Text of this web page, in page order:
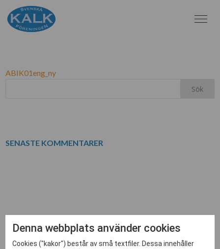
ABIK01eng_ny
SENASTE KOMMENTARER
ARKIV
Denna webbplats använder cookies
Cookies ("kakor") består av små textfiler. Dessa innehåller